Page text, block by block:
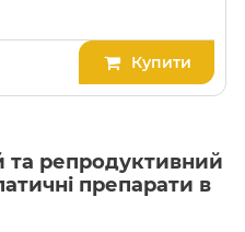
Купити
та репродуктивний
препарати в